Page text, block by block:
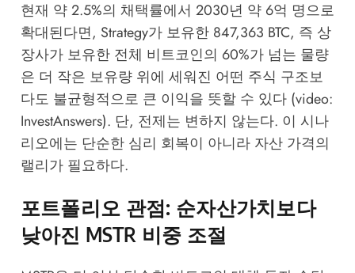
현재 약 2.5%의 채택률에서 2030년 약 6억 명으로
확대된다면, Strategy가 보유한 847,363 BTC, 즉 상
장사가 보유한 전체 비트코인의 60%가 넘는 물량
은 더 작은 보유량 위에 세워진 어떤 주식 구조보
다도 불균형적으로 큰 이익을 뜻할 수 있다 (video:
InvestAnswers). 단, 전제는 변하지 않는다. 이 시나
리오에는 단순한 심리 회복이 아니라 자산 가격의
랠리가 필요하다.
포트폴리오 관점: 순자산가치보다
낮아진 MSTR 비중 조절